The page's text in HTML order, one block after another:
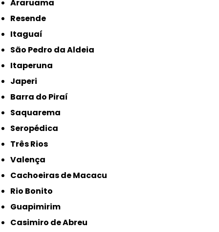
Araruama
Resende
Itaguaí
São Pedro da Aldeia
Itaperuna
Japeri
Barra do Piraí
Saquarema
Seropédica
Três Rios
Valença
Cachoeiras de Macacu
Rio Bonito
Guapimirim
Casimiro de Abreu